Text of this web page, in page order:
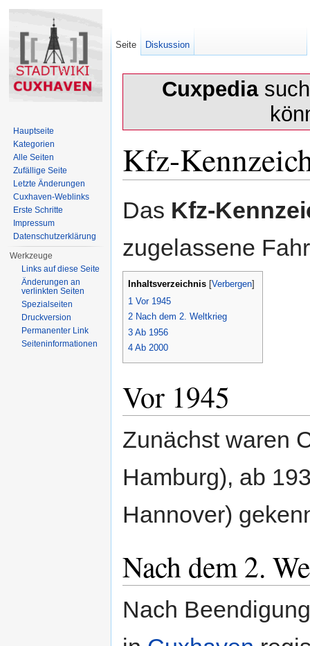
Cuxpedia
Kfz-
Das Kfz-
zugelassene
Inhaltsverzeichnis Verbergen
1 Vor 1945
2 Nach dem 2. Weltkrieg
3 Ab 1956
4 Ab 2000
Vor 1945
Zunächst waren
Hamburg), ab
Hannover)
Nach dem 2.
Nach
Seite Diskussion
Hauptseite
Kategorien
Alle Seiten
Zufällige Seite
Letzte Änderungen
Cuxhaven-Weblinks
Erste Schritte
Impressum
Datenschutzerklärung
Werkzeuge
Links auf diese Seite
Änderungen an
verlinkten Seiten
Spezialseiten
Druckversion
Permanenter Link
Seiten­informationen